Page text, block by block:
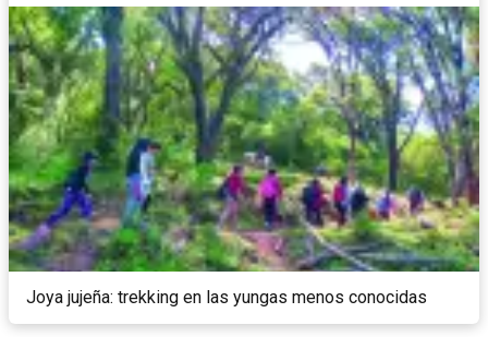
Joya jujeña: trekking en las yungas menos conocidas